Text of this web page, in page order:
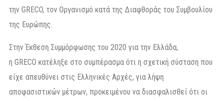
την GRECO, τον Οργανισμό κατά της Διαφθοράς του Συμβουλίου
της Ευρώπης.
Στην Έκθεση Συμμόρφωσης του 2020 για την Ελλάδα,
η GRECO κατέληξε στο συμπέρασμα ότι η σχετική σύσταση που
είχε απευθύνει στις Ελληνικές Αρχές, για λήψη
αποφασιστικών μέτρων, προκειμένου να διασφαλισθεί ότι οι